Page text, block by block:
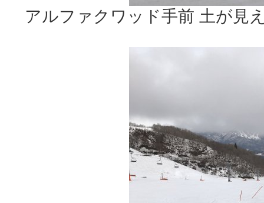
アルファクワッド手前 土が見